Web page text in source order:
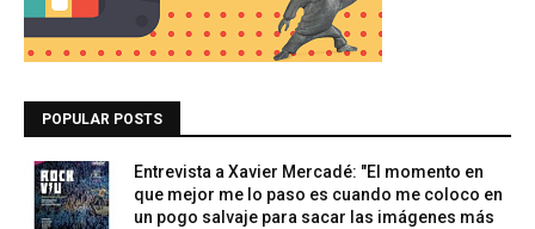
POPULAR POSTS
Entrevista a Xavier Mercadé: "El momento en
que mejor me lo paso es cuando me coloco en
un pogo salvaje para sacar las imágenes más